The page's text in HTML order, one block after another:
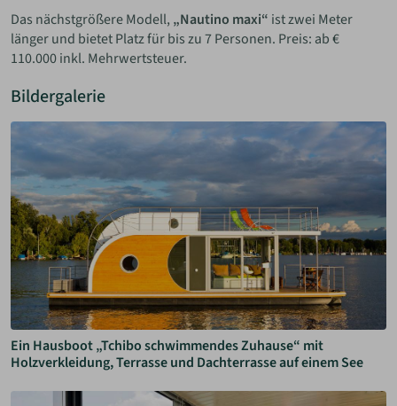
Das nächstgrößere Modell, „Nautino maxi“ ist zwei Meter
länger und bietet Platz für bis zu 7 Personen. Preis: ab €
110.000 inkl. Mehrwertsteuer.
Bildergalerie
Ein Hausboot „Tchibo schwimmendes Zuhause“ mit
Holzverkleidung, Terrasse und Dachterrasse auf einem See